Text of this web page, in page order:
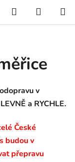
Hledat
KOŠÍK
v
a RYCHLE.
České
budou v
přepravu